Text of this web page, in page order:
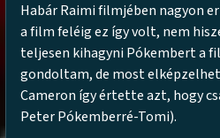
Habár Raimi filmjében nagyon
a film feléig ez így volt, nem
teljesen kihagyni Pókembert a
gondoltam, de most
Cameron így értette azt, hogy
Peter Pókemberré-Tomi).